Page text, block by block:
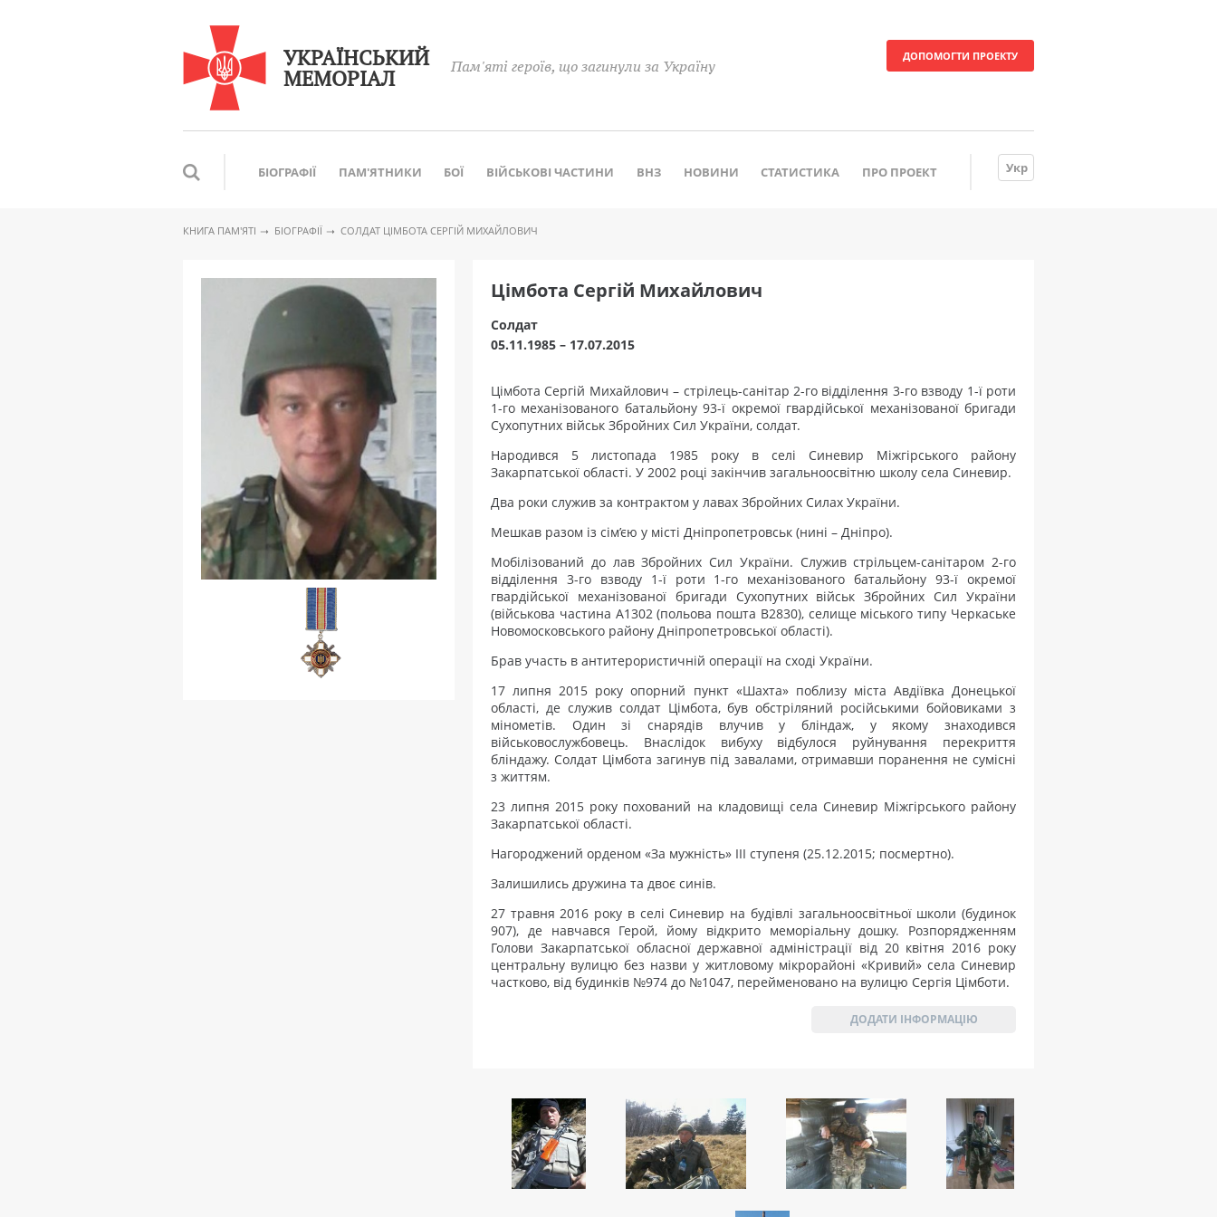
УКРАЇНСЬКИЙ
МЕМОРІАЛ Пам'яті героїв, що загинули за Україну
ДОПОМОГТИ ПРОЕКТУ
БІОГРАФІЇ ПАМ'ЯТНИКИ БОЇ ВІЙСЬКОВІ ЧАСТИНИ ВНЗ НОВИНИ СТАТИСТИКА ПРО ПРОЕКТ Укр
КНИГА ПАМ′ЯТІ БІОГРАФІЇ CОЛДАТ ЦІМБОТА СЕРГІЙ МИХАЙЛОВИЧ
Цімбота Сергій Михайлович
Cолдат
05.11.1985 – 17.07.2015
Цімбота Сергій Михайлович – стрілець-санітар 2-го відділення 3-го взводу 1-ї роти
1-го механізованого батальйону 93-ї окремої гвардійської механізованої бригади
Сухопутних військ Збройних Сил України, солдат.
Народився 5 листопада 1985 року в селі Синевир Міжгірського району
Закарпатської області. У 2002 році закінчив загальноосвітню школу села Синевир.
Два роки служив за контрактом у лавах Збройних Силах України.
Мешкав разом із сім’єю у місті Дніпропетровськ (нині – Дніпро).
Мобілізований до лав Збройних Сил України. Служив стрільцем-санітаром 2-го
відділення 3-го взводу 1-ї роти 1-го механізованого батальйону 93-ї окремої
гвардійської механізованої бригади Сухопутних військ Збройних Сил України
(військова частина А1302 (польова пошта В2830), селище міського типу Черкаське
Новомосковського району Дніпропетровської області).
Брав участь в антитерористичній операції на сході України.
17 липня 2015 року опорний пункт «Шахта» поблизу міста Авдіївка Донецької
області, де служив солдат Цімбота, був обстріляний російськими бойовиками з
мінометів. Один зі снарядів влучив у бліндаж, у якому знаходився
військовослужбовець. Внаслідок вибуху відбулося руйнування перекриття
бліндажу. Солдат Цімбота загинув під завалами, отримавши поранення не сумісні
з життям.
23 липня 2015 року похований на кладовищі села Синевир Міжгірського району
Закарпатської області.
Нагороджений орденом «За мужність» III ступеня (25.12.2015; посмертно).
Залишились дружина та двоє синів.
27 травня 2016 року в селі Синевир на будівлі загальноосвітньої школи (будинок
907), де навчався Герой, йому відкрито меморіальну дошку. Розпорядженням
Голови Закарпатської обласної державної адміністрації від 20 квітня 2016 року
центральну вулицю без назви у житловому мікрорайоні «Кривий» села Синевир
частково, від будинків №974 до №1047, перейменовано на вулицю Сергія Цімботи.
ДОДАТИ ІНФОРМАЦІЮ